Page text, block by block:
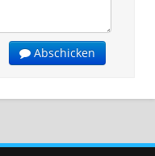
Abschicken